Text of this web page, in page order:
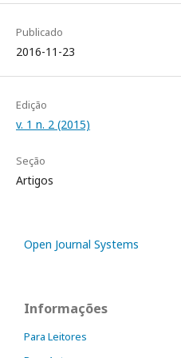
Publicado
2016-11-23
Edição
v. 1 n. 2 (2015)
Seção
Artigos
Open Journal Systems
Informações
Para Leitores